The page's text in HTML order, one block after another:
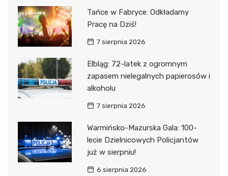
Tańce w Fabryce: Odkładamy
Pracę na Dziś!
7 sierpnia 2026
Elbląg: 72-latek z ogromnym
zapasem nielegalnych papierosów i
alkoholu
7 sierpnia 2026
Warmińsko-Mazurska Gala: 100-
lecie Dzielnicowych Policjantów
już w sierpniu!
6 sierpnia 2026